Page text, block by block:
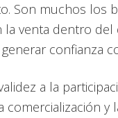
Son muchos los
venta dentro
confianza
a la
y